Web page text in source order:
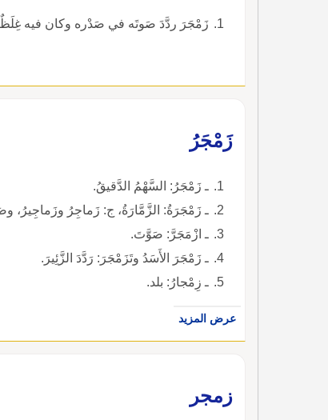
زَمْجَرَ ردَّدَ صَوتَه في صَدْره وكان فيه
زَمْجَرُ
ـ زَمْجَرُ: السَّهْمُ الدَّقيقُ.
ـ زَمْجَرَةُ: الزَّمَّارَةُ، ج: زَماجِرُ وزَماجِيرُ،
ـ ازْمَجَرَّ: صَوَّتَ.
ـ زَمْجَرَ الأَسَدُ وتَزَمْجَرَ: رَدَّدَ الزَّئِيرَ.
ـ زِمْجارُ: بلد.
عرض المزيد
زمجر